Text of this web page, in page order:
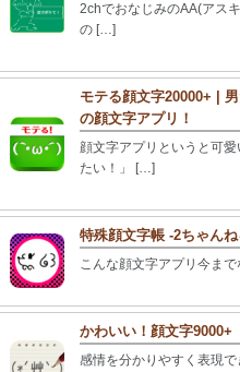
2chでおなじみのAA(アス
の […]
モテる顔文字20000+ |
の顔文字アプリ！
顔文字アプリというと可
たい！」 […]
特殊顔文字帳 -2ちゃん
こんな顔文字アプリ今ま
かわいい！顔文字9000+
感情を分かりやすく表現